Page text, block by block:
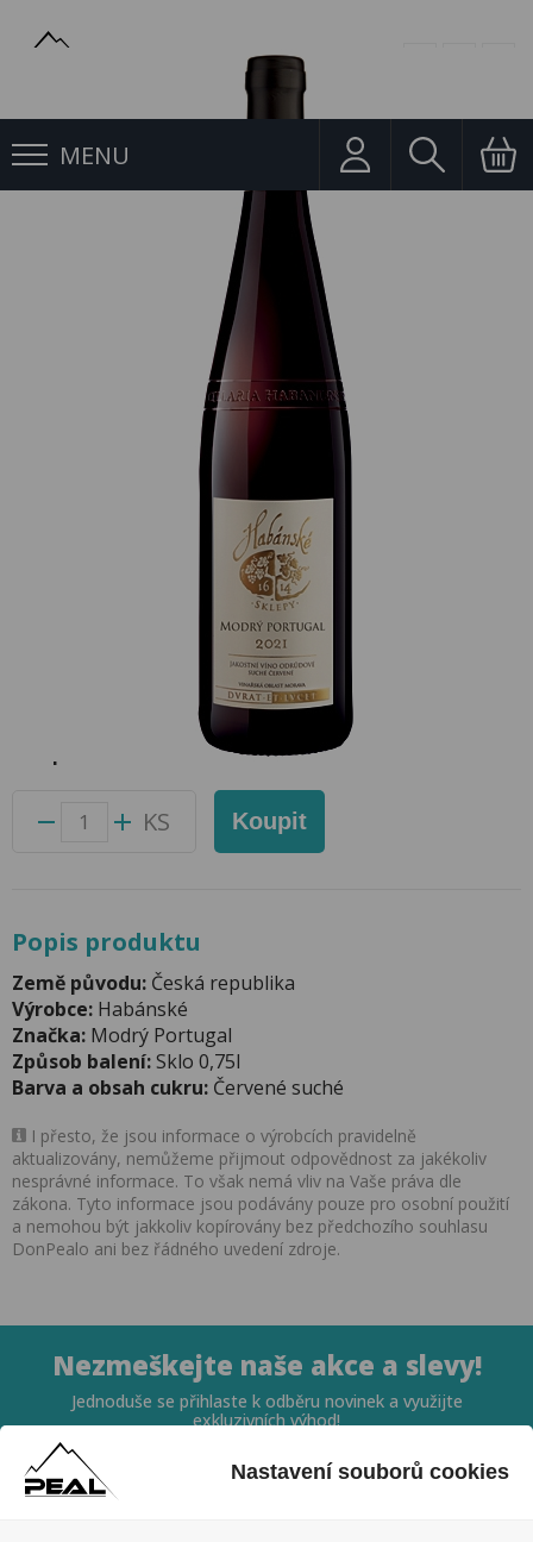
MENU
Modrý Portugal 0,75l Habánské Sklepy
Modrý Portugal 0,75l Habánské
Přidat do oblíbených produktů
Foto produktu se může od skutečnosti mírně lišit.
43051500
KS Koupit
Popis produktu
Země původu: Česká republika
Výrobce: Habánské
Značka: Modrý Portugal
Způsob balení:Sklo 0,75l
Barva a obsah cukru: Červené suché
I přesto, že jsou informace o výrobcích pravidelně
aktualizovány, nemůžeme přijmout odpovědnost za jakékoliv
nesprávné informace. To však nemá vliv na Vaše práva dle
zákona. Tyto informace jsou podávány pouze pro osobní použití
a nemohou být jakkoliv kopírovány bez předchozího souhlasu
DonPealo ani bez řádného uvedení zdroje.
Nezmeškejte naše akce a slevy!
Jednoduše se přihlaste k odběru novinek a využijte
exkluzivních výhod!
Nastavení souborů cookies